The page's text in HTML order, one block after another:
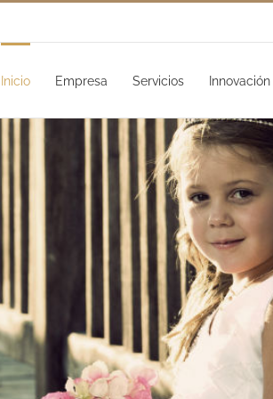
Inicio Empresa Servicios Innovación